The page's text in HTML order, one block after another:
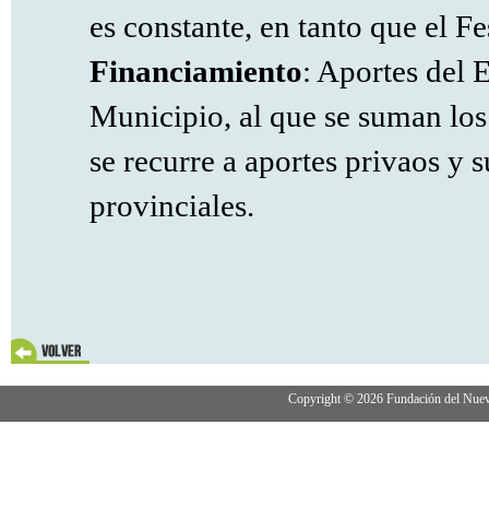
es constante, en tanto que el
Financiamiento: Aportes del
Municipio, al que se suman
se recurre a aportes privaos y
provinciales.
Copyright © 2026 Fundación del